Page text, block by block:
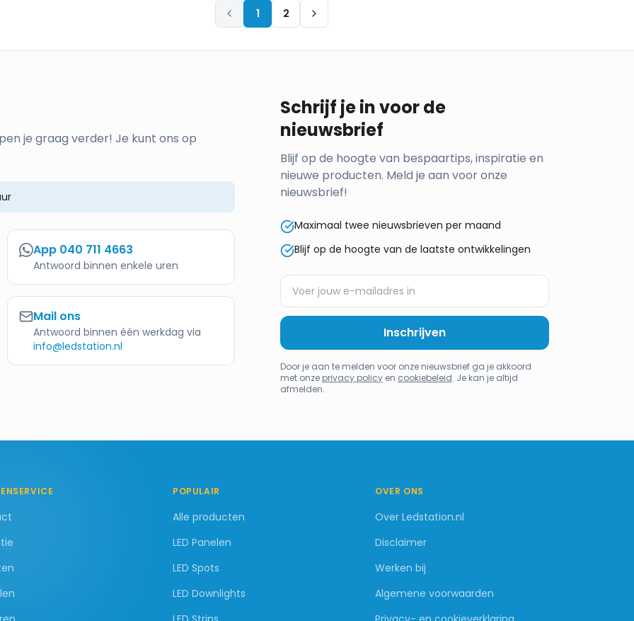
1
2
je graag verder! Je kunt ons op
App 040 711 4663
Antwoord binnen enkele uren
Mail ons
Antwoord binnen één werkdag via
info@ledstation.nl
Schrijf je in voor de
nieuwsbrief
Blijf op de hoogte van bespaartips, inspiratie en
nieuwe producten. Meld je aan voor onze
nieuwsbrief!
Maximaal twee nieuwsbrieven per maand
Blijf op de hoogte van de laatste ontwikkelingen
Inschrijven
Door je aan te melden voor onze nieuwsbrief ga je akkoord
met onze privacy policy en cookiebeleid. Je kan je altijd
afmelden.
POPULAIR
Alle producten
LED Panelen
LED Spots
LED Downlights
OVER ONS
Over Ledstation.nl
Disclaimer
Werken bij
Algemene voorwaarden